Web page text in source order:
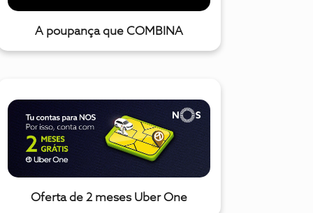
A poupança que COMBINA
Oferta de 2 meses Uber One